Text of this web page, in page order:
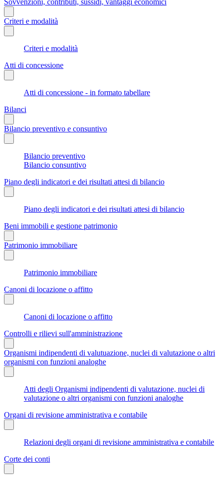
Criteri e modalità
Criteri e modalità
Atti di concessione
Atti di concessione - in formato tabellare
Bilanci
Bilancio preventivo e consuntivo
Bilancio preventivo
Bilancio consuntivo
Piano degli indicatori e dei risultati attesi di bilancio
Piano degli indicatori e dei risultati attesi di bilancio
Beni immobili e gestione patrimonio
Patrimonio immobiliare
Patrimonio immobiliare
Canoni di locazione o affitto
Canoni di locazione o affitto
Controlli e rilievi sull'amministrazione
Organismi indipendenti di valutuazione, nuclei di valutazione o altri
organismi con funzioni analoghe
Atti degli Organismi indipendenti di valutazione, nuclei di
valutazione o altri organismi con funzioni analoghe
Organi di revisione amministrativa e contabile
Relazioni degli organi di revisione amministrativa e contabile
Corte dei conti